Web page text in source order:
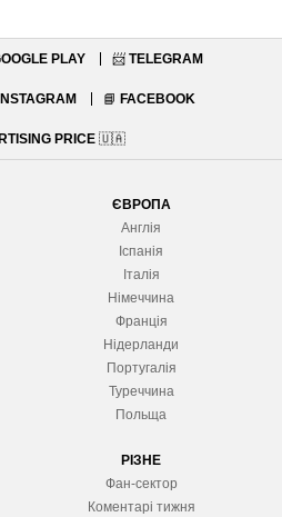
PLAY 📨 TELEGRAM
INSTAGRAM 📘 FACEBOOK
PRICE 🇺🇦
ЄВРОПА
Англія
Іспанія
Італія
Німеччина
Франція
Нідерланди
Португалія
Туреччина
Польща
РІЗНЕ
Фан-сектор
Коментарі тижня